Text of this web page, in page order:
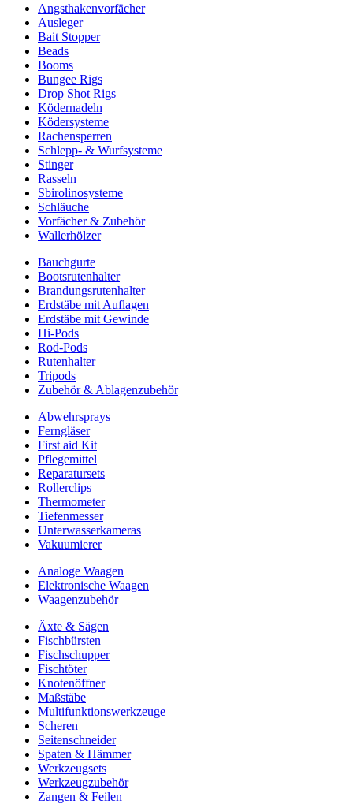
Angsthakenvorfächer
Ausleger
Bait Stopper
Beads
Booms
Bungee Rigs
Drop Shot Rigs
Ködernadeln
Ködersysteme
Rachensperren
Schlepp- & Wurfsysteme
Stinger
Rasseln
Sbirolinosysteme
Schläuche
Vorfächer & Zubehör
Wallerhölzer
Bauchgurte
Bootsrutenhalter
Brandungsrutenhalter
Erdstäbe mit Auflagen
Erdstäbe mit Gewinde
Hi-Pods
Rod-Pods
Rutenhalter
Tripods
Zubehör & Ablagenzubehör
Abwehrsprays
Ferngläser
First aid Kit
Pflegemittel
Reparatursets
Rollerclips
Thermometer
Tiefenmesser
Unterwasserkameras
Vakuumierer
Analoge Waagen
Elektronische Waagen
Waagenzubehör
Äxte & Sägen
Fischbürsten
Fischschupper
Fischtöter
Knotenöffner
Maßstäbe
Multifunktionswerkzeuge
Scheren
Seitenschneider
Spaten & Hämmer
Werkzeugsets
Werkzeugzubehör
Zangen & Feilen